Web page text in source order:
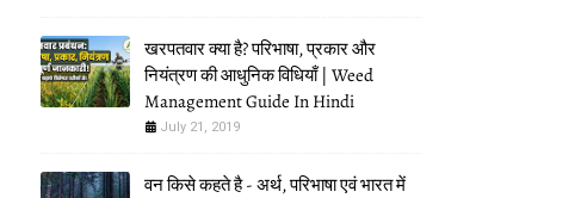
खरपतवार क्या है? परिभाषा, प्रकार और
नियंत्रण की आधुनिक विधियाँ | Weed
Management Guide In Hindi
July 21, 2019
वन किसे कहते है - अर्थ, परिभाषा एवं भारत में